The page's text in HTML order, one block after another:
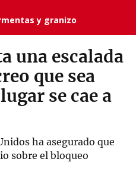
y granizo
una escalada
que sea
se cae a
ha asegurado que
sobre el bloqueo